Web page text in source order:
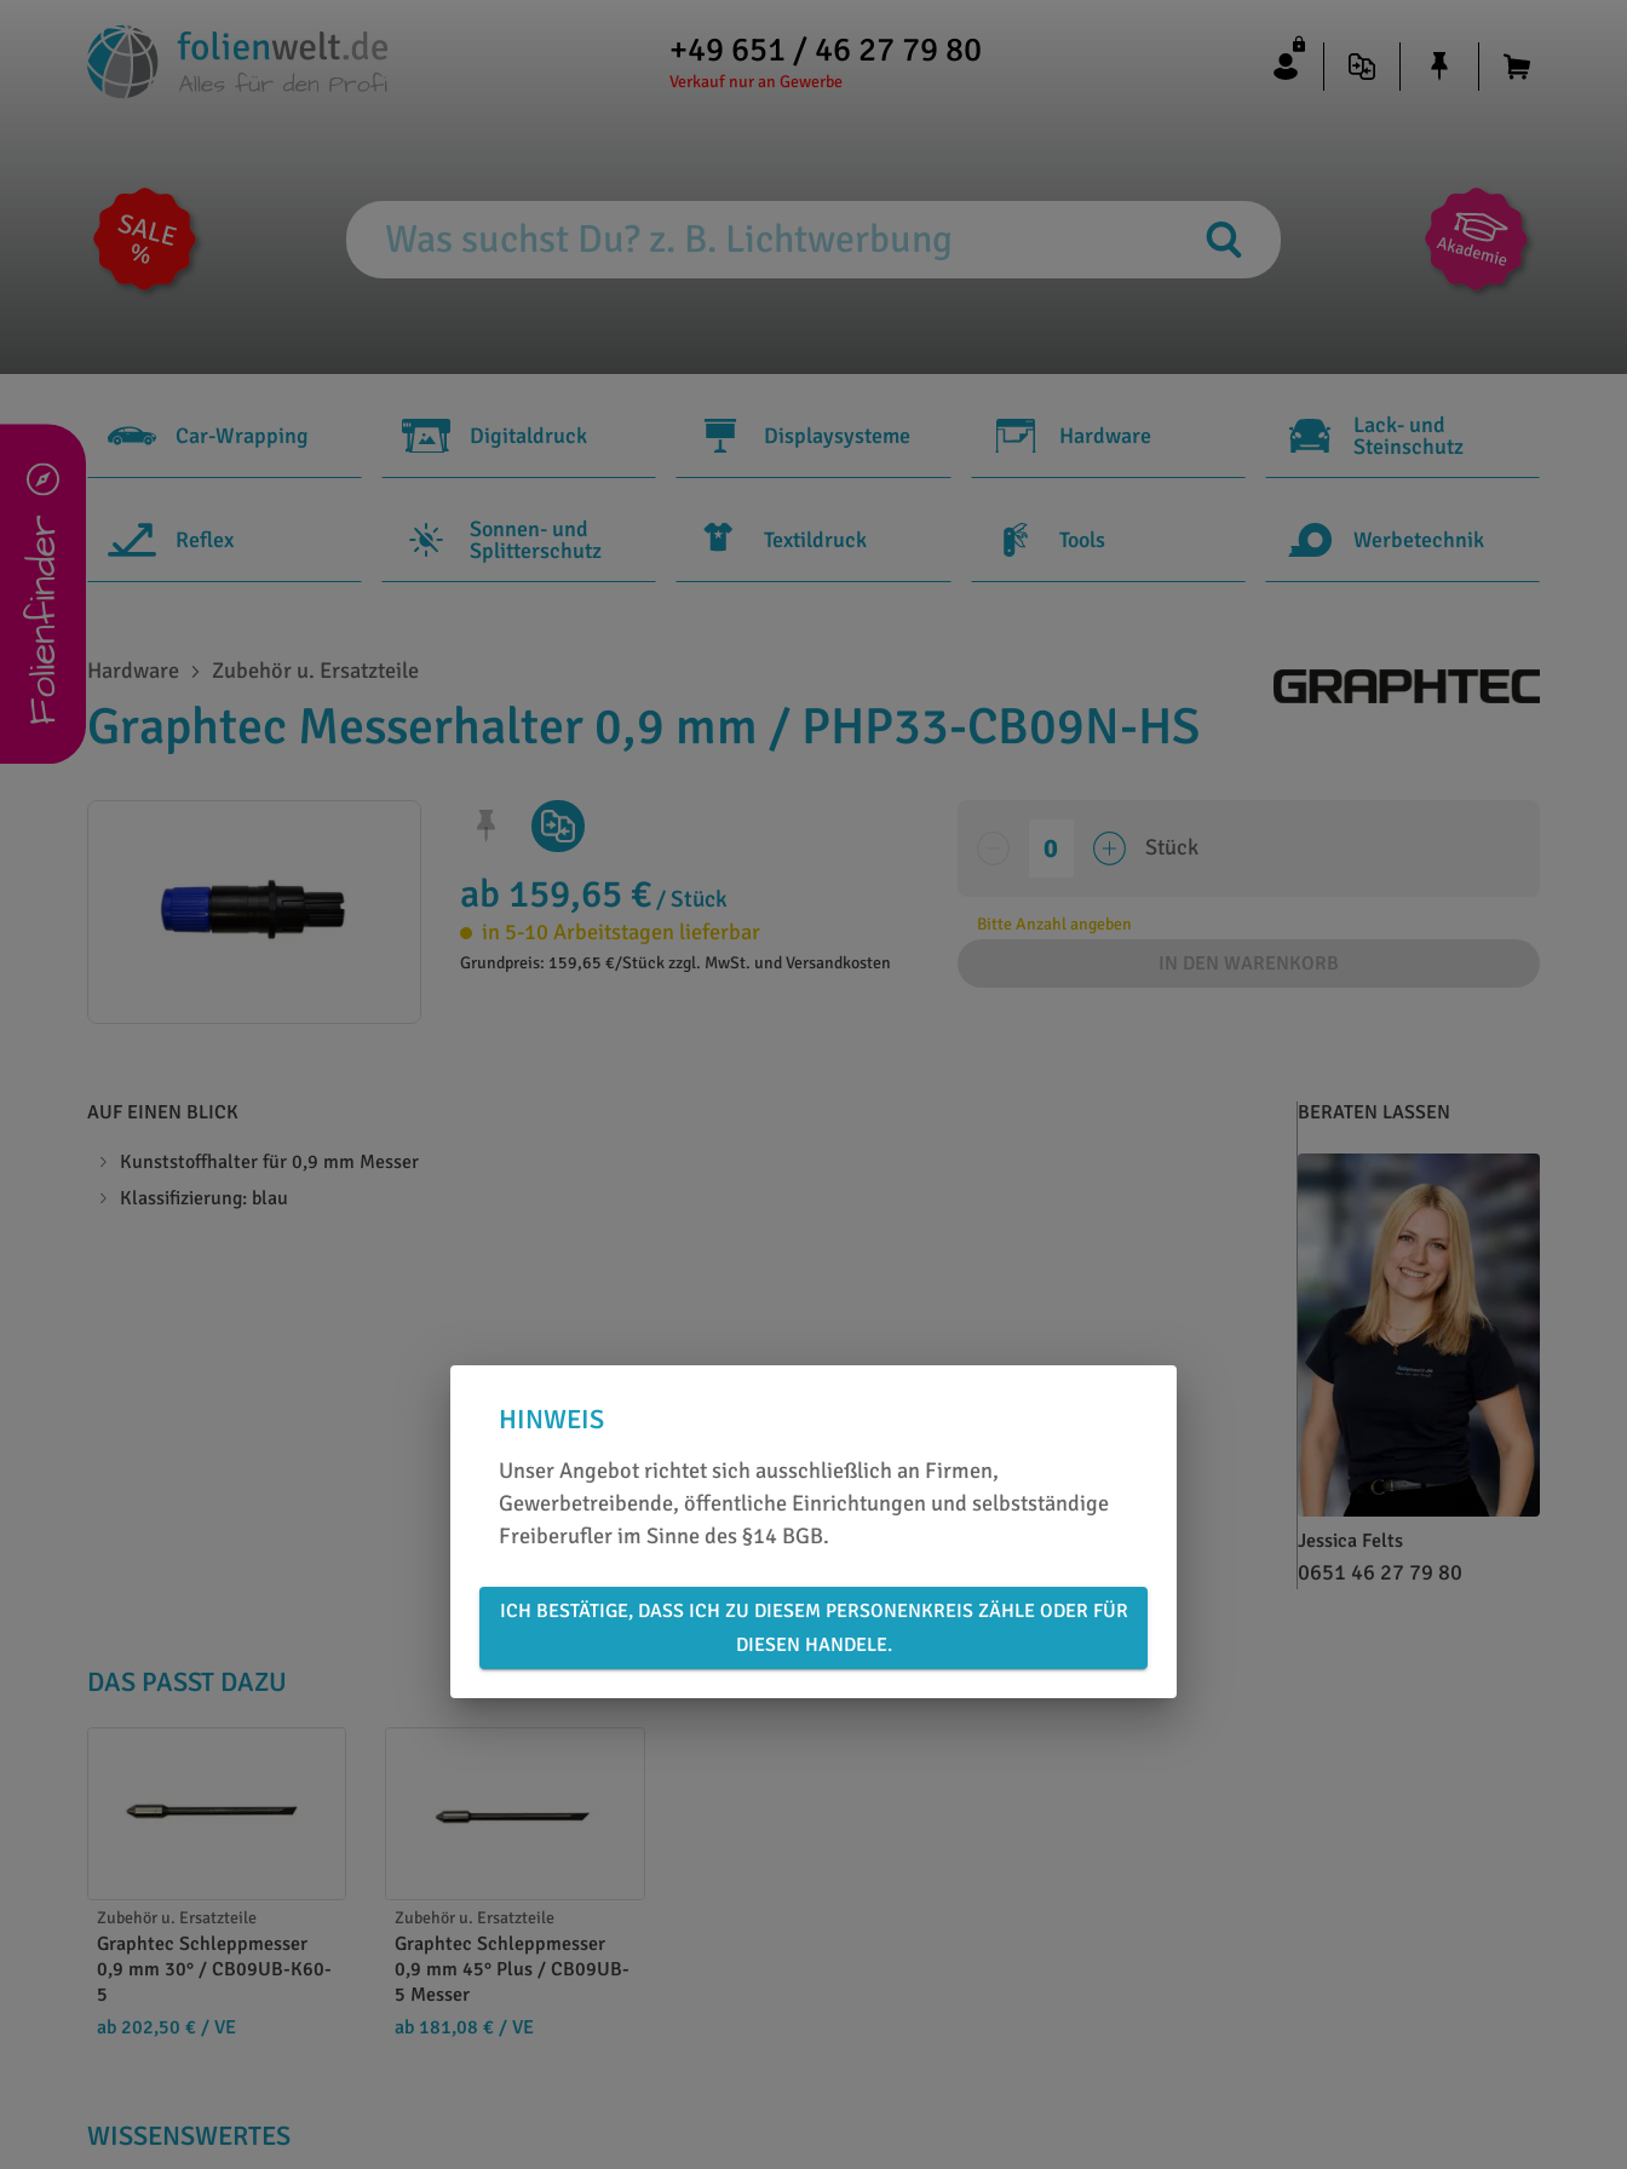
+49 651 / 46 27 79 80
Verkauf nur an Gewerbe
Car-Wrapping Digitaldruck Displaysysteme Hardware
Lack- und
Steinschutz
Reflex
Sonnen- und
Splitterschutz
Textildruck Tools Werbetechnik
Folienfinder Hardware Zubehör u. Ersatzteile
Graphtec Messerhalter 0,9 mm / PHP33-CB09N-HS
ab 159,65 € / Stück
in 5-10 Arbeitstagen lieferbar
Grundpreis: 159,65 €/Stück zzgl. MwSt. und Versandkosten
Stück
Bitte Anzahl angeben
IN DEN WARENKORB
AUF EINEN BLICK
Kunststoffhalter für 0,9 mm Messer
Klassifizierung: blau
BERATEN LASSEN
Jessica Felts
0651 46 27 79 80
DAS PASST DAZU
Zubehör u. Ersatzteile
Graphtec Schleppmesser
0,9 mm 30° / CB09UB-K60-
5
ab 202,50 € / VE
Zubehör u. Ersatzteile
Graphtec Schleppmesser
0,9 mm 45° Plus / CB09UB-
5 Messer
ab 181,08 € / VE
WISSENSWERTES
HINWEIS
Unser Angebot richtet sich ausschließlich an Firmen,
Gewerbetreibende, öffentliche Einrichtungen und selbstständige
Freiberufler im Sinne des §14 BGB.
ICH BESTÄTIGE, DASS ICH ZU DIESEM PERSONENKREIS ZÄHLE ODER FÜR
DIESEN HANDELE.